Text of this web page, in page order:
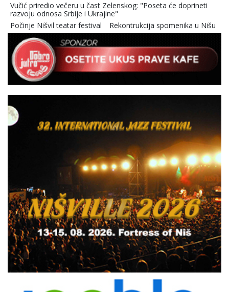
Vučić priredio večeru u čast Zelenskog: "Poseta će doprineti
razvoju odnosa Srbije i Ukrajine"
Počinje Nišvil teatar festival
Rekontrukcija spomenika u Nišu